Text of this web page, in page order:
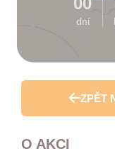
dní
ZPĚT
O AKCI